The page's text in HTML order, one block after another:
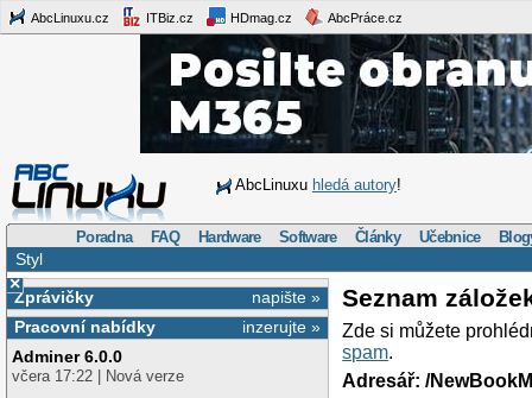
AbcLinuxu.cz ITBiz.cz HDmag.cz AbcPráce.cz
AbcLinuxu hledá autory!
Poradna FAQ Hardware Software Články Učebnice
Styl
×
napište »
Zprávičky
inzerujte »
Pracovní nabídky
Adminer 6.0.0
včera 17:22 | Nová verze
Seznam
Zde si můžete
spam.
Adresář: /